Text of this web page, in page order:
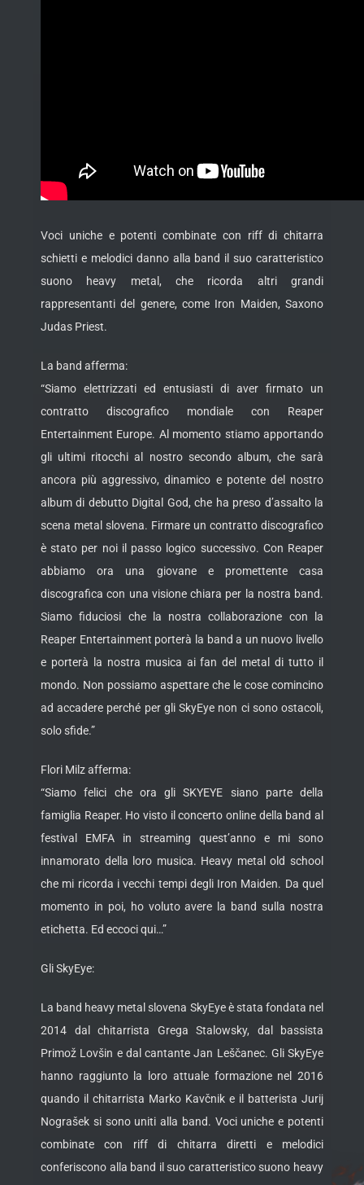
Voci uniche e potenti combinate con riff di chitarra
schietti e melodici danno alla band il suo caratteristico
suono heavy metal, che ricorda altri grandi
rappresentanti del genere, come Iron Maiden, Saxono
Judas Priest.
La band afferma:
“Siamo elettrizzati ed entusiasti di aver firmato un
contratto discografico mondiale con Reaper
Entertainment Europe. Al momento stiamo apportando
gli ultimi ritocchi al nostro secondo album, che sarà
ancora più aggressivo, dinamico e potente del nostro
album di debutto Digital God, che ha preso d’assalto la
scena metal slovena. Firmare un contratto discografico
è stato per noi il passo logico successivo. Con Reaper
abbiamo ora una giovane e promettente casa
discografica con una visione chiara per la nostra band.
Siamo fiduciosi che la nostra collaborazione con la
Reaper Entertainment porterà la band a un nuovo livello
e porterà la nostra musica ai fan del metal di tutto il
mondo. Non possiamo aspettare che le cose comincino
ad accadere perché per gli SkyEye non ci sono ostacoli,
solo sfide.”
Flori Milz afferma:
“Siamo felici che ora gli SKYEYE siano parte della
famiglia Reaper. Ho visto il concerto online della band al
festival EMFA in streaming quest’anno e mi sono
innamorato della loro musica. Heavy metal old school
che mi ricorda i vecchi tempi degli Iron Maiden. Da quel
momento in poi, ho voluto avere la band sulla nostra
etichetta. Ed eccoci qui…”
Gli SkyEye:
La band heavy metal slovena SkyEye è stata fondata nel
2014 dal chitarrista Grega Stalowsky, dal bassista
Primož Lovšin e dal cantante Jan Leščanec. Gli SkyEye
hanno raggiunto la loro attuale formazione nel 2016
quando il chitarrista Marko Kavčnik e il batterista Jurij
Nograšek si sono uniti alla band. Voci uniche e potenti
combinate con riff di chitarra diretti e melodici
conferiscono alla band il suo caratteristico suono heavy